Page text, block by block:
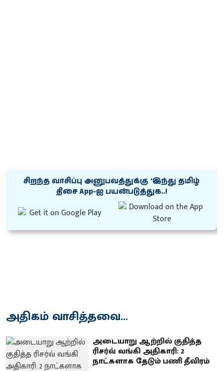
சிறந்த வாசிப்பு அனுபவத்துக்கு ‘இந்து தமிழ்
திசை App-ஐ பயன்படுத்துக..!
அதிகம் வாசித்தவை...
அடையாறு ஆற்றில் குதித்த
ரிசர்வ் வங்கி அதிகாரி: 2
நாட்களாக தேடும் பணி தீவிரம்